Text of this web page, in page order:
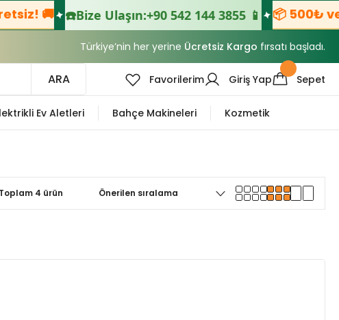
🚚 ☎️Bize Ulaşın:+90 542 144 3855 📱 📦 500₺ ve
Türkiye’nin her yerine Ücretsiz Kargo fırsatı başladı.
ARA Favorilerim Giriş Yap Sepet
Ev Aletleri Bahçe Makineleri Kozmetik
Toplam 4 ürün